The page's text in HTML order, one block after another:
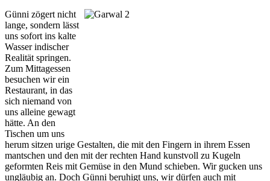
Günni zögert nicht
lange, sondern lässt
uns sofort ins kalte
Wasser indischer
Realität springen.
Zum Mittagessen
besuchen wir ein
Restaurant, in das
sich niemand von
uns alleine gewagt
hätte. An den
Tischen um uns
herum sitzen urige Gestalten, die mit den Fingern in ihrem Essen
mantschen und den mit der rechten Hand kunstvoll zu Kugeln
geformten Reis mit Gemüse in den Mund schieben. Wir gucken uns
ungläubig an. Doch Günni beruhigt uns, wir dürfen auch mit